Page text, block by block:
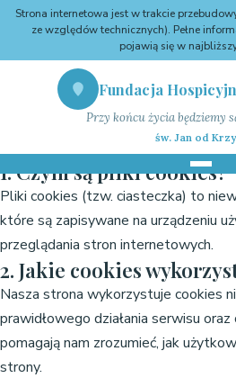
Strona internetowa jest w trakcie
ze względów technicznych). Pełne
pojawią się w
Fundacja
Przy końcu życia będziemy
św. Jan od
← Powrót na stronę główną
Polityka cookies
1. Czym są pliki cookies?
Pliki cookies (tzw. ciasteczka) to
które są zapisywane na urządzeniu
przeglądania stron internetowych.
2. Jakie cookies
Nasza strona wykorzystuje cookies
prawidłowego działania serwisu
pomagają nam zrozumieć, jak
strony.